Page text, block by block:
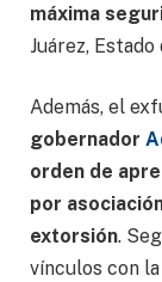
máxima
Juárez,
Además, el
gobernador
orden de
por
extorsión.
vínculos con